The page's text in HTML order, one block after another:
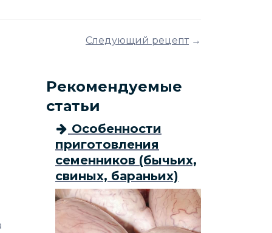
Следующий рецепт→
Рекомендуемые
статьи
Особенности
приготовления
семенников (бычьих,
свиных, бараньих)